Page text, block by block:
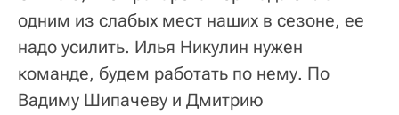
одним из слабых мест наших в сезоне, ее
надо усилить. Илья Никулин нужен
команде, будем работать по нему. По
Вадиму Шипачеву и Дмитрию